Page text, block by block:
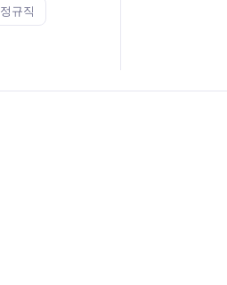
정규직